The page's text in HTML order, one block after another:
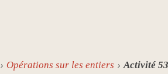
Opérations sur les entiers Activité 53